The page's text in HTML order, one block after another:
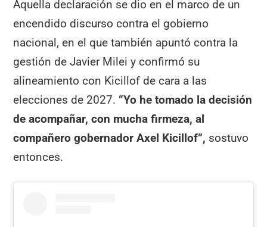
Aquella declaración se dio en el marco de un
encendido discurso contra el gobierno
nacional, en el que también apuntó contra la
gestión de Javier Milei y confirmó su
alineamiento con Kicillof de cara a las
elecciones de 2027. “Yo he tomado la decisión
de acompañar, con mucha firmeza, al
compañero gobernador Axel Kicillof”, sostuvo
entonces.